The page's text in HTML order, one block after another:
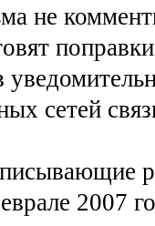
не
сетей
2007